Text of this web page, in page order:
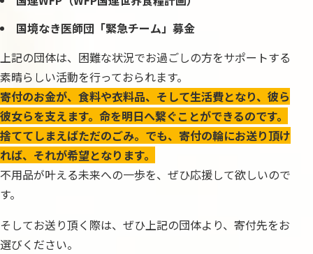
国境なき医師団「緊急チーム」募金
上記の団体は、困難な状況でお過ごしの方をサポートする
素晴らしい活動を行っておられます。
寄付のお金が、食料や衣料品、そして生活費となり、彼ら
彼女らを支えます。命を明日へ繋ぐことができるのです。
捨ててしまえばただのごみ。でも、寄付の輪にお送り頂け
れば、それが希望となります。
不用品が叶える未来への一歩を、ぜひ応援して欲しいので
す。
そしてお送り頂く際は、ぜひ上記の団体より、寄付先をお
選びください。